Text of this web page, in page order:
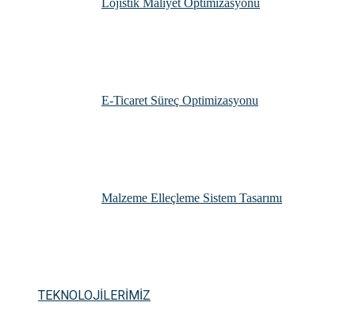
Lojistik Maliyet Optimizasyonu
E-Ticaret Süreç Optimizasyonu
Malzeme Elleçleme Sistem Tasarımı
TEKNOLOJİLERİMİZ